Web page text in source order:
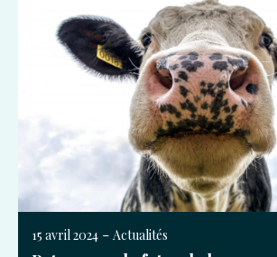
15 avril 2024 - Actualités